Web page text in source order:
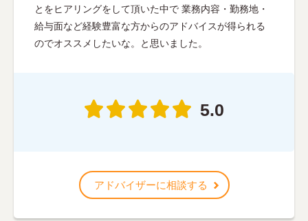
とをヒアリングをして頂いた中で 業務内容・勤務地・
給与面など経験豊富な方からのアドバイスが得られる
のでオススメしたいな。と思いました。
5.0
アドバイザーに相談する